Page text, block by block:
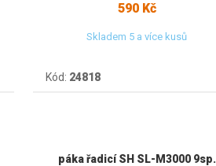
590 Kč
Skladem 5 a více kusů
Kód: 24818
páka řadicí SH SL-M3000 9sp.